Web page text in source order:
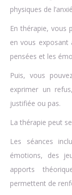
physiques de
En thérapie, vous
en vous exposant
pensées et les
Puis, vous
exprimer un
justifiée ou pas.
La thérapie peut
Les séances
émotions, des
apports
permettent de